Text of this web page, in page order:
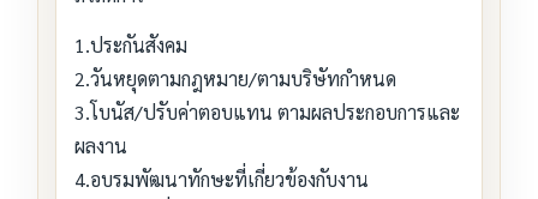
1.ประกันสังคม
2.วันหยุดตามกฎหมาย/ตามบริษัทกำหนด
3.โบนัส/ปรับค่าตอบแทน ตามผลประกอบการและ
ผลงาน
4.อบรมพัฒนาทักษะที่เกี่ยวข้องกับงาน